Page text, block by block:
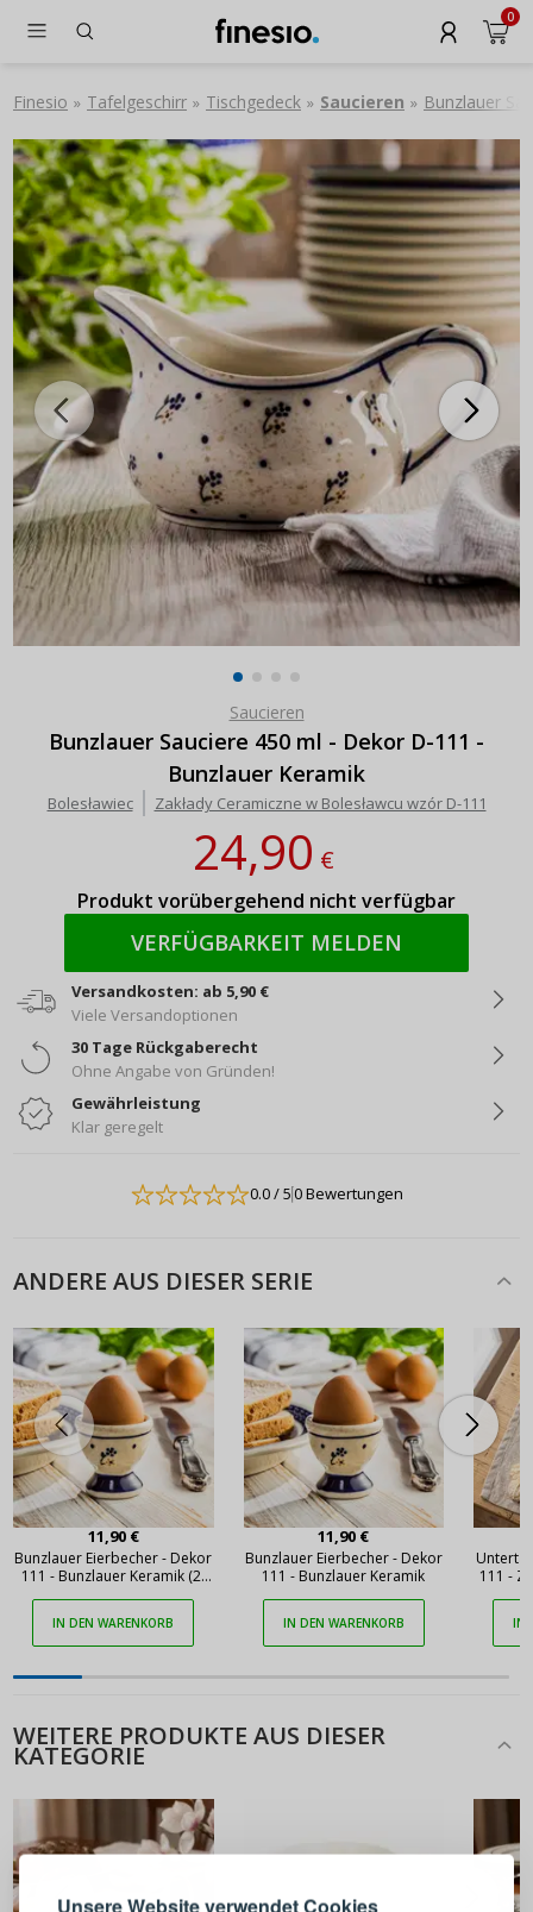
Unsere Website verwendet Cookies
0
Finesio » Tafelgeschirr » Tischgedeck » Saucieren » Bunzlauer
Saucieren
Bunzlauer Sauciere 450 ml - Dekor D-111 -
Bunzlauer Keramik
Bolesławiec Zakłady Ceramiczne w Bolesławcu wzór D-111
24,90€
Produkt vorübergehend nicht verfügbar
VERFÜGBARKEIT MELDEN
Versandkosten: ab 5,90 €
Viele Versandoptionen
30 Tage Rückgaberecht
Ohne Angabe von Gründen!
Gewährleistung
Klar geregelt
0.0/ 50 Bewertungen
ANDERE AUS DIESER SERIE
11,90 €
Bunzlauer Eierbecher - Dekor
111 - Bunzlauer Keramik (2.
IN DEN WARENKORB
11,90 €
Bunzlauer Eierbecher - Dekor
111 - Bunzlauer Keramik
IN DEN WARENKORB
111 -
IN
WEITERE PRODUKTE AUS DIESER
KATEGORIE
ANMELDEN
Melden Sie sich bei Ihrem